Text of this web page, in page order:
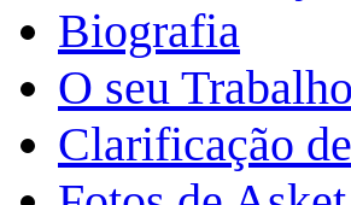
Biografia
O seu Trabalho
Clarificação